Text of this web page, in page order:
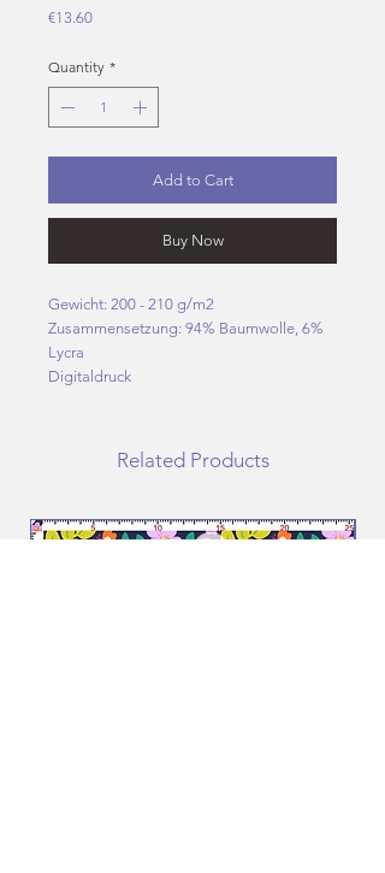
€13.60Price
Quantity *
Add to Cart
Buy Now
Gewicht: 200 - 210 g/m2
Zusammensetzung: 94% Baumwolle, 6%
Lycra
Digitaldruck
Related Products